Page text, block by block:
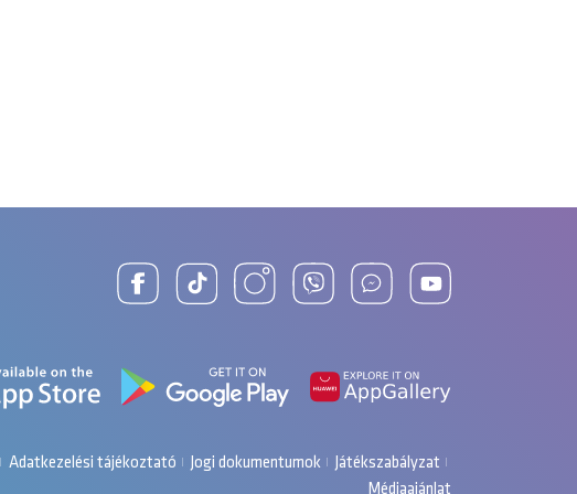
Adatkezelési tájékoztató Jogi dokumentumok
Játékszabályzat
Médiaajánlat